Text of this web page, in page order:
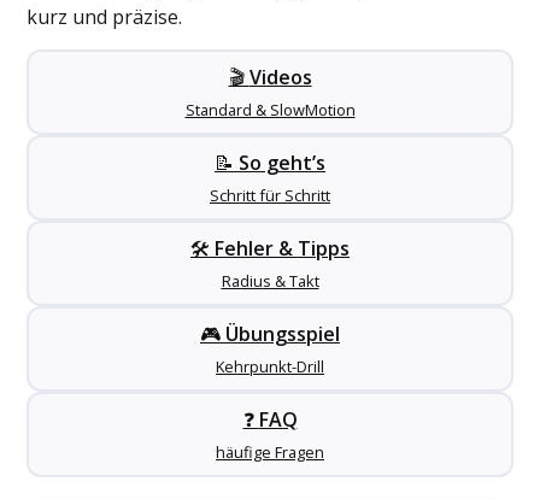
kurz und präzise.
🎬Videos
Standard & SlowMotion
📝 So geht’s
Schritt für Schritt
🛠️ Fehler & Tipps
Radius & Takt
🎮 Übungsspiel
Kehrpunkt-Drill
❓ FAQ
häufige Fragen